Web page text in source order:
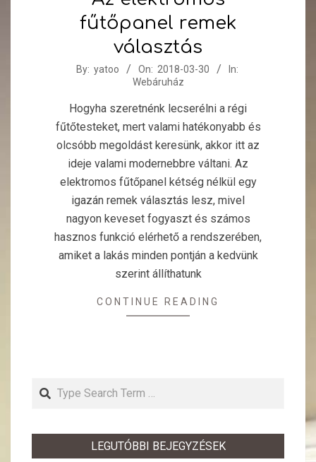
fűtőpanel remek
választás
2018-By: yatoo On: 2018-03-30
In:
Webáruház
Hogyha szeretnénk lecserélni a régi
fűtőtesteket, mert valami hatékonyabb és
olcsóbb megoldást keresünk, akkor itt az
ideje valami modernebbre váltani. Az
elektromos fűtőpanel kétség nélkül egy
igazán remek választás lesz, mivel
nagyon keveset fogyaszt és számos
hasznos funkció elérhető a rendszerében,
amiket a lakás minden pontján a kedvünk
szerint állíthatunk
CONTINUE READING
Search
LEGUTÓBBI BEJEGYZÉSEK